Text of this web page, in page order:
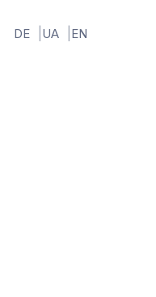
DE UA EN